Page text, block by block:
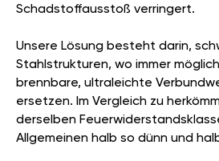
Schadstoffausstoß verringert.
Unsere Lösung besteht darin,
Stahlstrukturen, wo immer
brennbare, ultraleichte
ersetzen. Im Vergleich zu
derselben
Allgemeinen halb so dünn und